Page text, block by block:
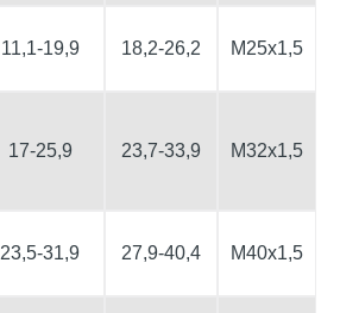
11,1-19,9 18,2-26,2 М25х1,5
17-25,9 23,7-33,9 М32х1,5
23,5-31,9 27,9-40,4 М40х1,5